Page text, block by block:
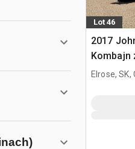
Lot 46
2017
Kombajn
Elrose, SK,